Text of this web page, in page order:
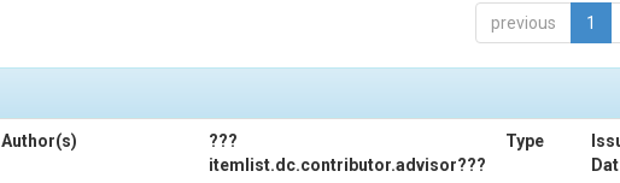
previous 1
Author(s)
???
itemlist.dc.contributor.advisor???
Type